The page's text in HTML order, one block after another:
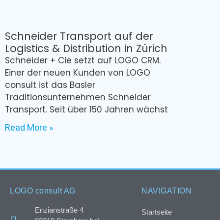
Schneider Transport auf der
Logistics & Distribution in Zürich
Schneider + Cie setzt auf LOGO CRM.
Einer der neuen Kunden von LOGO
consult ist das Basler
Traditionsunternehmen Schneider
Transport. Seit über 150 Jahren wächst
Read More »
LOGO consult AG
Enzianstraße 4
NAVIGATION
Startseite